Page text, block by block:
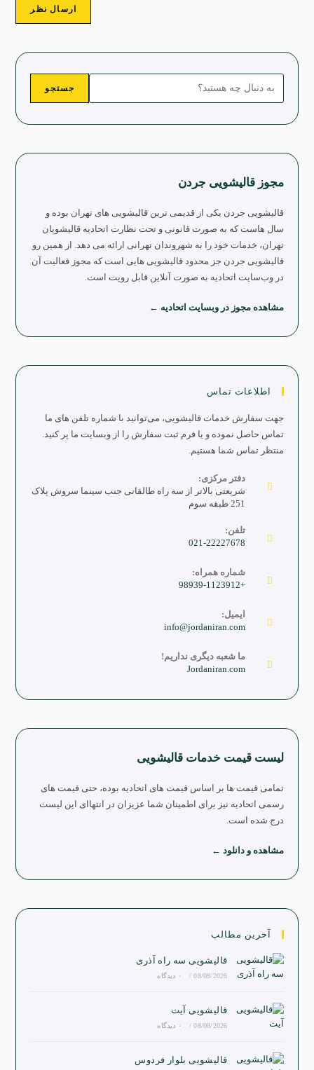
جستجو
مجوز قالیشویی جردن
قالیشویی جردن یکی از قدیمی ترین قالیشویی های تهران بوده و
سال هاست که به صورت قانونی و تحت نظارت اتحادیه قالیشویان
تهران، خدمات خود را به شهروندان تهرانی ارائه می دهد. از همین رو
قالیشویی جردن جز محدود قالیشویی هایی است که مجوز فعالیت آن
در وب‌سایت اتحادیه به صورت آنلاین قابل رویت است.
مشاهده مجوز در وبسایت اتحادیه ←
اطلاعات تماس
جهت سفارش خدمات قالیشویی، می‌توانید با شماره تلفن های ما
تماس حاصل نموده و یا فرم ثبت سفارش را از وبسایت ما پر کنید.
منتظر تماس شما هستیم.
دفتر مرکزی:
شریعتی بالاتر از سه راه طالقانی جنب سینما سروش پلاک
251 طبقه سوم
تلفن:
021-22227678
شماره همراه:
+98939-1123912
ایمیل:
info@jordaniran.com
ما شعبه دیگری نداریم!
Jordaniran.com
لیست قیمت خدمات قالیشویی
تمامی قیمت ها بر اساس قیمت های اتحادیه بوده، حتی قیمت های
رسمی اتحادیه نیز برای اطمینان شما عزیزان در انتهاای این لیست
درج شده است.
مشاهده و دانلود ←
آخرین مطالب
قالیشویی سه راه آذری
08/08/2026
/ ۰ دیدگاه
قالیشویی آیت
08/08/2026
/ ۰ دیدگاه
قالیشویی بلوار فردوس